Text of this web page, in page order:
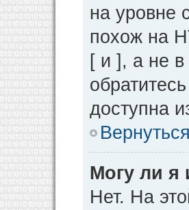
на уровне
похож на
[ и ], а не
доступна
Могу ли я
Нет. На